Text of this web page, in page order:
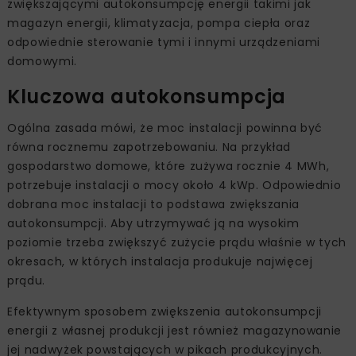
zwiększającymi autokonsumpcję energii takimi jak
magazyn energii, klimatyzacja, pompa ciepła oraz
odpowiednie sterowanie tymi i innymi urządzeniami
domowymi.
Kluczowa autokonsumpcja
Ogólna zasada mówi, że moc instalacji powinna być
równa rocznemu zapotrzebowaniu. Na przykład
gospodarstwo domowe, które zużywa rocznie 4 MWh,
potrzebuje instalacji o mocy około 4 kWp. Odpowiednio
dobrana moc instalacji to podstawa zwiększania
autokonsumpcji. Aby utrzymywać ją na wysokim
poziomie trzeba zwiększyć zużycie prądu właśnie w tych
okresach, w których instalacja produkuje najwięcej
prądu.
Efektywnym sposobem zwiększenia autokonsumpcji
energii z własnej produkcji jest również magazynowanie
jej nadwyżek powstających w pikach produkcyjnych.